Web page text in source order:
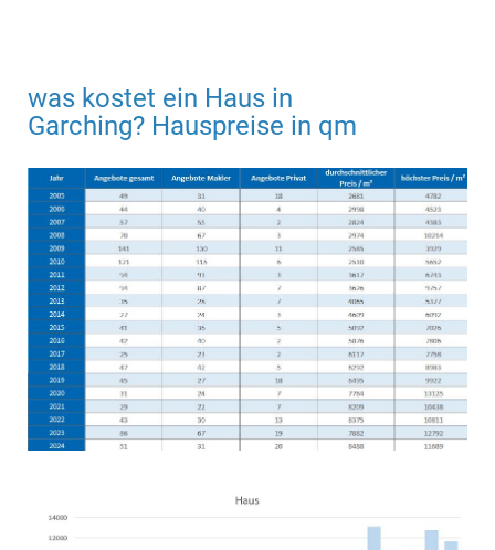
was kostet ein Haus in
Garching? Hauspreise in qm